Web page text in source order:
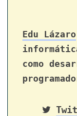
Edu Lázaro
como